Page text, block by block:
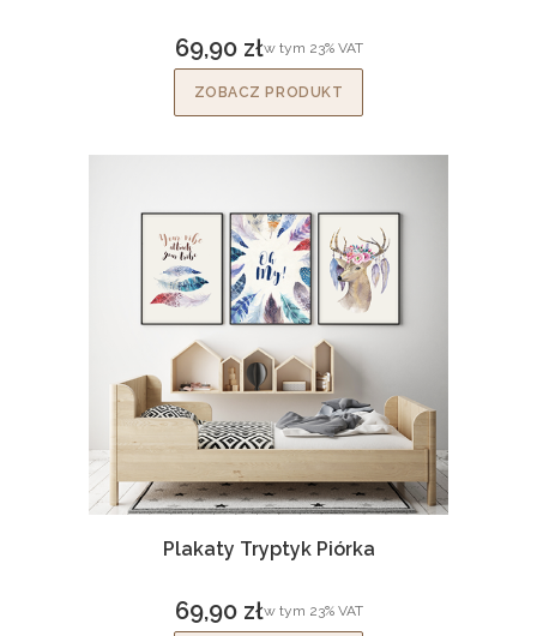
Cena brutto
69,90 złw tym %s VAT
w tym 23%VAT
ZOBACZ PRODUKT
Plakaty Tryptyk Piórka
Cena brutto
69,90 złw tym %s VAT
w tym 23%VAT